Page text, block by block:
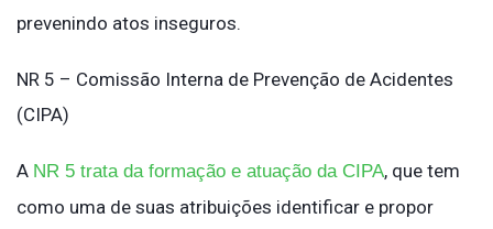
prevenindo atos inseguros.
NR 5 – Comissão Interna de Prevenção de Acidentes
(CIPA)
A NR 5 trata da formação e atuação da CIPA, que tem
como uma de suas atribuições identificar e propor